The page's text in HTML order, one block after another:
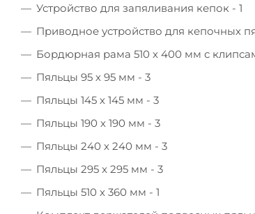
Устройство для запяливания кепок - 1
Приводное устройство для кепочных
Бордюрная рама 510 х 400 мм с
Пяльцы 95 х 95 мм - 3
Пяльцы 145 х 145 мм - 3
Пяльцы 190 х 190 мм - 3
Пяльцы 240 х 240 мм - 3
Пяльцы 295 x 295 мм - 3
Пяльцы 510 х 360 мм - 1